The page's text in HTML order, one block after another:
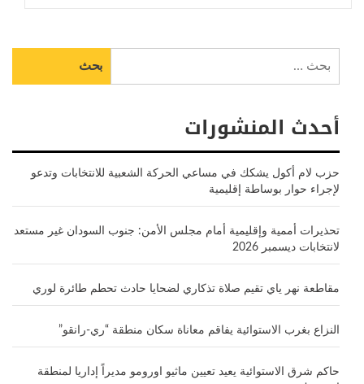
عن:
أحدث المنشورات
حزب لام أكول يشكك في مساعي الحركة الشعبية للانتخابات وتدعو
لإجراء حوار بوساطة إقليمية
تحذيرات أممية وإقليمية أمام مجلس الأمن: جنوب السودان غير مستعد
لانتخابات ديسمبر 2026
مقاطعة نهر ياي تقيم صلاة تذكاري لضحايا حادث تحطم طائرة لوري
النزاع بغرب الاستوائية يفاقم معاناة سكان منطقة “ري-رانقو”
حاكم شرق الاستوائية يعيد تعيين ماثيو اورومو مديراً إداريا لمنطقة